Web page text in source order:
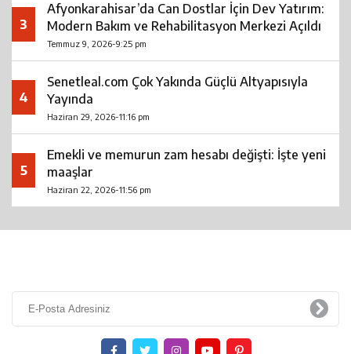
3
Afyonkarahisar’da Can Dostlar İçin Dev Yatırım:
Modern Bakım ve Rehabilitasyon Merkezi Açıldı
Temmuz 9, 2026-9:25 pm
4
Senetleal.com Çok Yakında Güçlü Altyapısıyla
Yayında
Haziran 29, 2026-11:16 pm
5
Emekli ve memurun zam hesabı değişti: İşte yeni
maaşlar
Haziran 22, 2026-11:56 pm